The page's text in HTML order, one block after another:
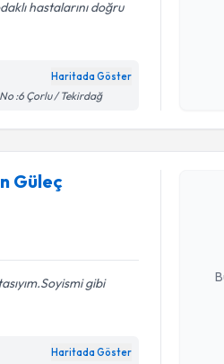
hastalarını doğru
Haritada Göster
:6 Çorlu / Tekirdağ
Güleç
gibi
Haritada Göster